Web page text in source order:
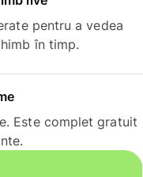
pentru a vedea
în timp.
Este complet gratuit